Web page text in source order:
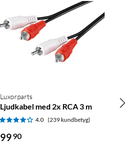
Luxorparts
Ljudkabel med 2x RCA 3 m
4.0 (239 kundbetyg)
99 90